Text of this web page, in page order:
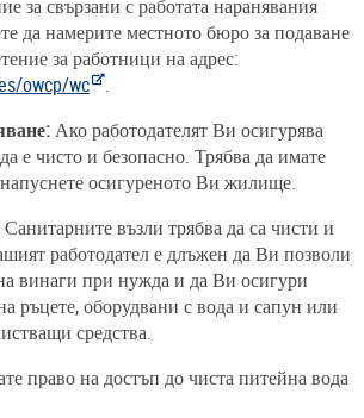
за свързани с работата наранявания
да намерите местното бюро за подаване
за работници на адрес:
owcp/wc .
Ако работодателят Ви осигурява
е чисто и безопасно. Трябва да имате
осигуреното Ви жилище.
Санитарните възли трябва да са чисти и
работодател е длъжен да Ви позволи
винаги при нужда и да Ви осигури
ръцете, оборудвани с вода и сапун или
средства.
право на достъп до чиста питейна вода